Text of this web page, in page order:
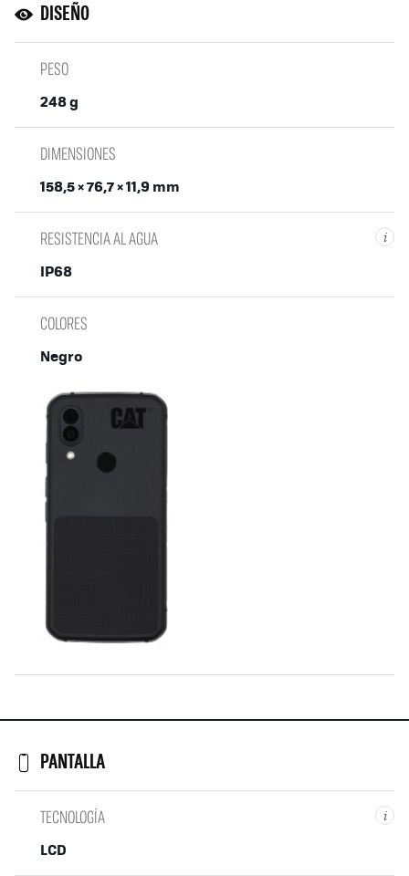
DISEÑO
PESO
248 g
DIMENSIONES
158,5 × 76,7 × 11,9 mm
i
RESISTENCIA AL AGUA
IP68
COLORES
Negro
PANTALLA
i
TECNOLOGÍA
LCD